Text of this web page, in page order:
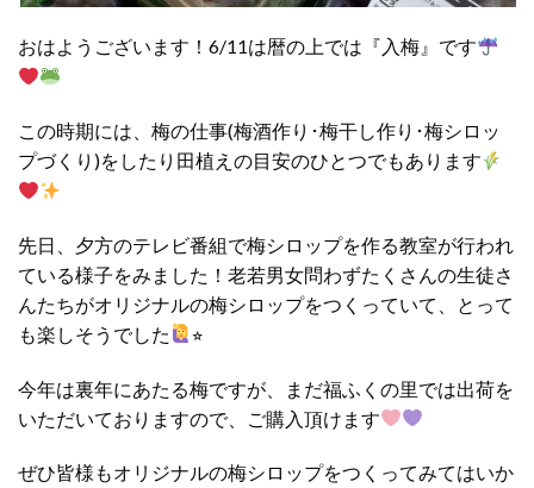
おはようございます！6/11は暦の上では『入梅』です
この時期には、梅の仕事(梅酒作り･梅干し作り･梅シロッ
プづくり)をしたり田植えの目安のひとつでもあります
先日、夕方のテレビ番組で梅シロップを作る教室が行われ
ている様子をみました！老若男女問わずたくさんの生徒さ
んたちがオリジナルの梅シロップをつくっていて、とって
も楽しそうでした
⭐︎
今年は裏年にあたる梅ですが、まだ福ふくの里では出荷を
いただいておりますので、ご購入頂けます
ぜひ皆様もオリジナルの梅シロップをつくってみてはいか